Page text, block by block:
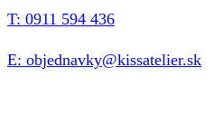
T: 0911 594 436
E: objednavky@kissatelier.sk